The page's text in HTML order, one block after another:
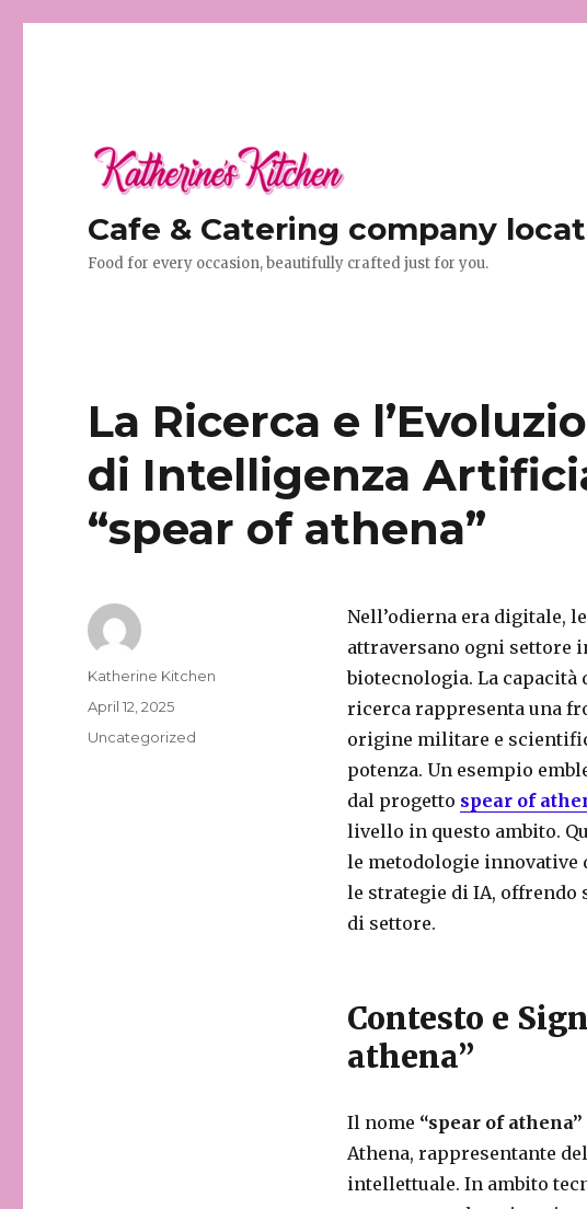
Cafe & Catering company
Food for every occasion, beautifully crafted just for you.
La Ricerca e
di Intelligenza
“spear of athena”
Nell’odierna era digitale,
attraversano ogni settore
biotecnologia. La
ricerca rappresenta una
origine militare e
potenza. Un esempio
dal progetto spear of
livello in questo ambito.
le metodologie
le strategie di IA,
di settore.
Contesto e
athena”
Il nome “spear of athena”
Athena, rappresentante
intellettuale. In ambito
Author
Katherine Kitchen
Posted
on
April 12, 2025
Categories
Uncategorized